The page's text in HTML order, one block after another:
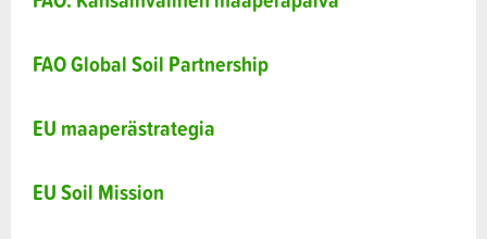
FAO Global Soil Partnership
EU maaperästrategia
EU Soil Mission